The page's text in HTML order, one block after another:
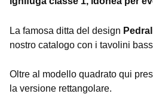
La famosa ditta del design
nostro catalogo con i tavolini
Oltre al modello quadrato qui
la versione rettangolare.